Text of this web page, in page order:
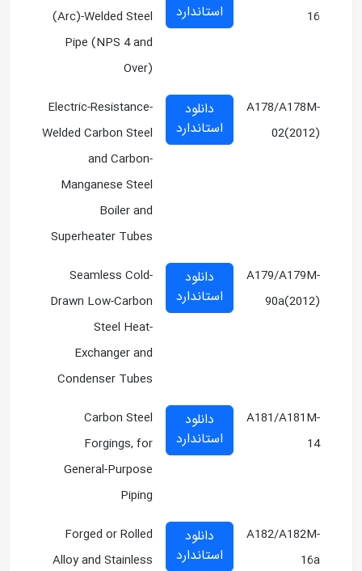
16
استاندارد
(Arc)-Welded Steel
Pipe (NPS 4 and
Over)
A178/A178M-
02(2012)
دانلود
استاندارد
Electric-Resistance-
Welded Carbon Steel
and Carbon-
Manganese Steel
Boiler and
Superheater Tubes
A179/A179M-
90a(2012)
دانلود
استاندارد
Seamless Cold-
Drawn Low-Carbon
Steel Heat-
Exchanger and
Condenser Tubes
A181/A181M-
14
دانلود
استاندارد
Carbon Steel
Forgings, for
General-Purpose
Piping
A182/A182M-
16a
دانلود
استاندارد
Forged or Rolled
Alloy and Stainless